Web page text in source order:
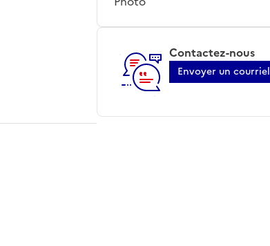
Contactez-nous
Envoyer un courriel